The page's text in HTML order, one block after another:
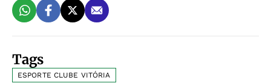
Tags
ESPORTE CLUBE VITÓRIA